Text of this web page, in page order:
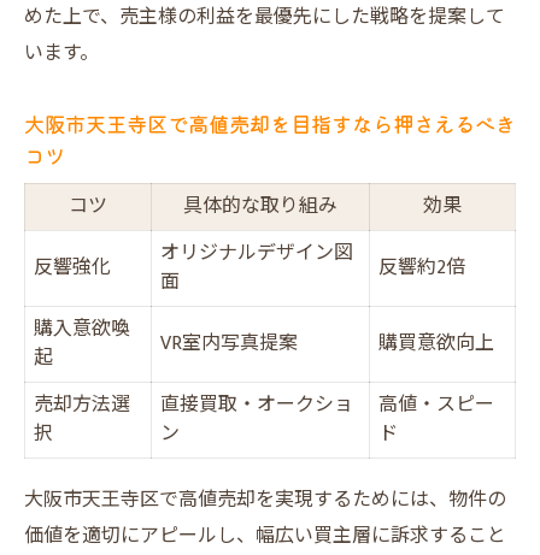
めた上で、売主様の利益を最優先にした戦略を提案して
います。
大阪市天王寺区で高値売却を目指すなら押さえるべき
コツ
コツ 具体的な取り組み
効果
反響強化
オリジナルデザイン図
面
反響約2倍
購入意欲喚
起
VR室内写真提案
購買意欲向上
売却方法選
択
直接買取・オークショ
ン
高値・スピー
ド
大阪市天王寺区で高値売却を実現するためには、物件の
価値を適切にアピールし、幅広い買主層に訴求すること